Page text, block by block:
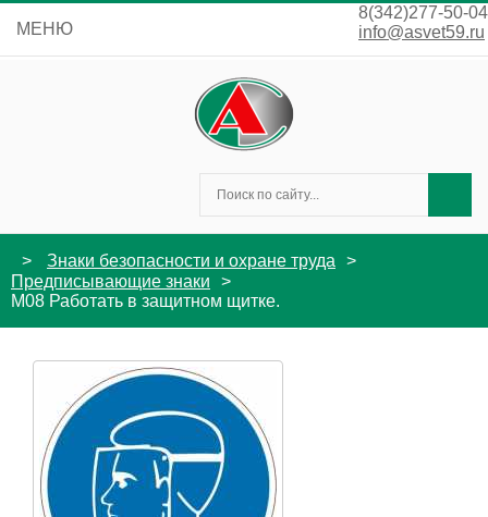
МЕНЮ
8(342)277-50-04
info@asvet59.ru
Знаки безопасности и охране труда
Предписывающие знаки
M08 Работать в защитном щитке.